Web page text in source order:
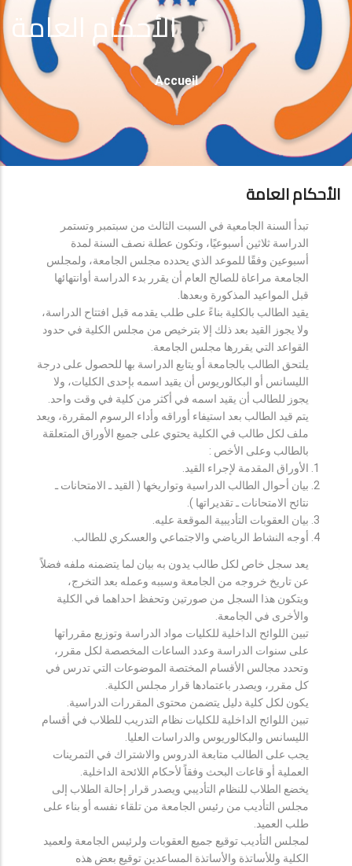
الأحكام العامة
Fil
D'Ariane
Accueil
الأحكام العامة
تبدأ السنة الجامعية في السبت الثالث من سبتمبر وتستمر
الدراسة ثلاثين أسبوعيًا، وتكون عطلة نصف السنة لمدة
أسبوعين وفقًا للموعد الذي يحدده مجلس الجامعة، ولمجلس
الجامعة مراعاة للصالح العام أن يقرر بدء الدراسة أوانتهائها
قبل المواعيد المذكورة وبعدها.
يقيد الطالب بالكلية بناءً على طلب يقدمه قبل افتتاح الدراسة،
ولا يجوز القيد بعد ذلك إلا بترخيص من مجلس الكلية في حدود
القواعد التي يقررها مجلس الجامعة.
يلتحق الطالب بالجامعة أو يتابع الدراسة بها للحصول على درجة
الليسانس أو البكالوريوس أن يقيد اسمه بإحدى الكليات، ولا
يجوز للطالب أن يقيد اسمه في أكثر من كلية في وقت واحد.
يتم قيد الطالب بعد استيفاء أوراقه وأداء الرسوم المقررة، ويعد
ملف لكل طالب في الكلية يحتوي على جميع الأوراق المتعلقة
بالطالب وعلى الأخص :
الأوراق المقدمة لإجراء القيد.
بيان أحوال الطالب الدراسية وتواريخها ( القيد ـ الامتحانات ـ
نتائح الامتحانات ـ تقديراتها ).
بيان العقوبات التأديبية الموقعة عليه.
أوجه النشاط الرياضي والاجتماعي والعسكري للطالب.
يعد سجل خاص لكل طالب يدون به بيان لما يتضمنه ملفه فضلاً
عن تاريخ خروجه من الجامعة وسببه وعمله بعد التخرج،
ويتكون هذا السجل من صورتين وتحفظ احداهما في الكلية
والأخرى في الجامعة.
تبين اللوائح الداخلية للكليات مواد الدراسة وتوزيع مقرراتها
على سنوات الدراسة وعدد الساعات المخصصة لكل مقرر،
وتحدد مجالس الأقسام المختصة الموضوعات التي تدرس في
كل مقرر، ويصدر باعتمادها قرار مجلس الكلية.
يكون لكل كلية دليل يتضمن محتوى المقررات الدراسية.
تبين اللوائح الداخلية للكليات نظام التدريب للطلاب في أقسام
الليسانس والبكالوريوس والدراسات العليا.
يجب على الطالب متابعة الدروس والاشتراك في التمرينات
العملية أو قاعات البحث وفقاً لأحكام اللائحة الداخلية.
يخضع الطلاب للنظام التأديبي ويصدر قرار إحالة الطلاب إلى
مجلس التأديب من رئيس الجامعة من تلقاء نفسه أو بناء على
طلب العميد.
لمجلس التأديب توقيع جميع العقوبات ولرئيس الجامعة ولعميد
الكلية وللأساتذة والأساتذة المساعدين توقيع بعض هذه